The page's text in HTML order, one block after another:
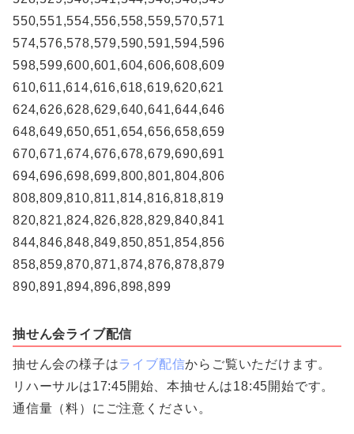
550,551,554,556,558,559,570,571
574,576,578,579,590,591,594,596
598,599,600,601,604,606,608,609
610,611,614,616,618,619,620,621
624,626,628,629,640,641,644,646
648,649,650,651,654,656,658,659
670,671,674,676,678,679,690,691
694,696,698,699,800,801,804,806
808,809,810,811,814,816,818,819
820,821,824,826,828,829,840,841
844,846,848,849,850,851,854,856
858,859,870,871,874,876,878,879
890,891,894,896,898,899
抽せん会ライブ配信
抽せん会の様子はライブ配信からご覧いただけます。
リハーサルは17:45開始、本抽せんは18:45開始です。
通信量（料）にご注意ください。